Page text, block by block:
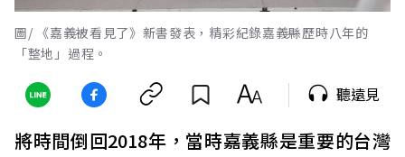
圖/ 《嘉義被看見了》新書發表，精彩紀錄嘉義縣歷時八年的
「整地」過程。
聽遠見
將時間倒回2018年，當時嘉義縣是重要的台灣